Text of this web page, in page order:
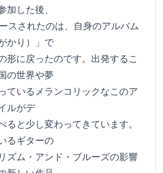
した後、
スされたのは、自身のアルバム
かり）」で
形に戻ったのです。出発するこ
の世界や夢
ているメランコリックなこのア
ルがデ
と少し変わってきています。
るギターの
ズム・アンド・ブルーズの影響